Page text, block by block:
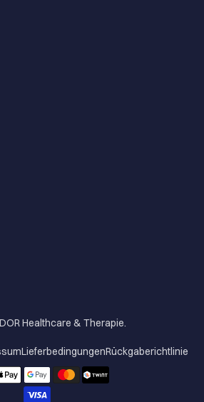
Healthcare & Therapie.
LieferbedingungenRückgaberichtlinie